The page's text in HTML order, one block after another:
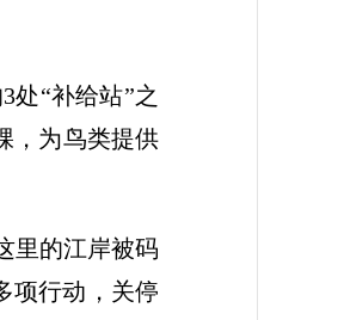
处“补给站”之
，为鸟类提供
里的江岸被码
项行动，关停